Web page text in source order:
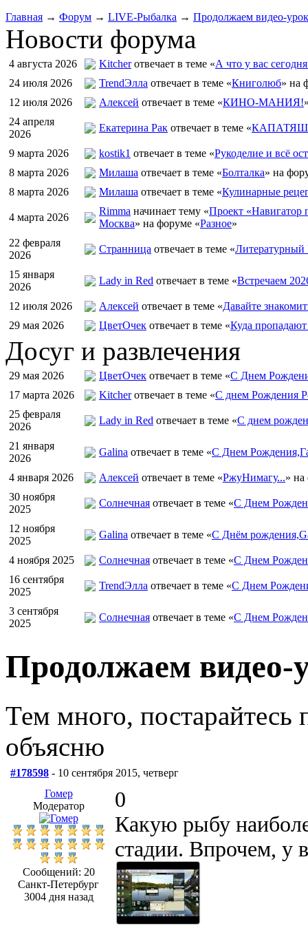
Главная → Форум → LIVE-Рыбалка → Продолжаем видео-
Новости форума
4 августа 2026 Kitcherотвечает в теме «А что у вас
24 июля 2026
TrendЭлла отвечает в теме «Книголюб» на
12 июля 2026
Алексей отвечает в теме «КИНО-МАНИЯ!
24 апреля
2026
Екатерина Рак отвечает в теме «
9 марта 2026 kostik1 отвечает в теме «Рукоделие и всё
8 марта 2026
Милаша отвечает в теме «Болталка» на
8 марта 2026
Милаша отвечает в теме «Кулинарные
4 марта 2026
Rimma начинает тему «Проект «Навигатор
Москва» на форуме «Разное»
22 февраля
2026
Странница отвечает в теме «Литературный
15 января
2026
Lady in Red отвечает в теме «Встречаем
12 июля 2026 Алексей отвечает в теме «Давайте
29 мая 2026
ЦветOчек отвечает в теме «Куда
Досуг и развлечения
29 мая 2026 ЦветOчек отвечает в теме «С Днем
17 марта 2026
Kitcherотвечает в теме «С днем Рождения
25 февраля
2026
Lady in Red отвечает в теме «С днем
21 января
2026
Galina отвечает в теме «С Днем
4 января 2026 Алексей отвечает в теме «РжуНимагу...» на
30 ноября
2025
Солнечная отвечает в теме «С Днем
12 ноября
2025
Galina отвечает в теме «С Днём
4 ноября 2025 Солнечная отвечает в теме «С Днем
16 сентября
2025
TrendЭлла отвечает в теме «С Днем
3 сентября
2025
Солнечная отвечает в теме «С Днем
Продолжаем видео-
Тем много,
объясню
#178598 - 10 сентября 2015, четверг
Гомер
Модератор
Сообщений: 20
Санкт-Петербург
3004 дня назад
0
Какую рыбу
стадии. Впрочем, у